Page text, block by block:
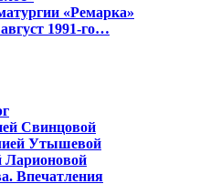
«Ремарка»
1991-го…
Свинцовой
Утышевой
Ларионовой
Впечатления